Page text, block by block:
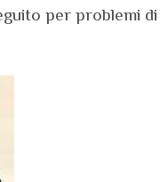
per problemi